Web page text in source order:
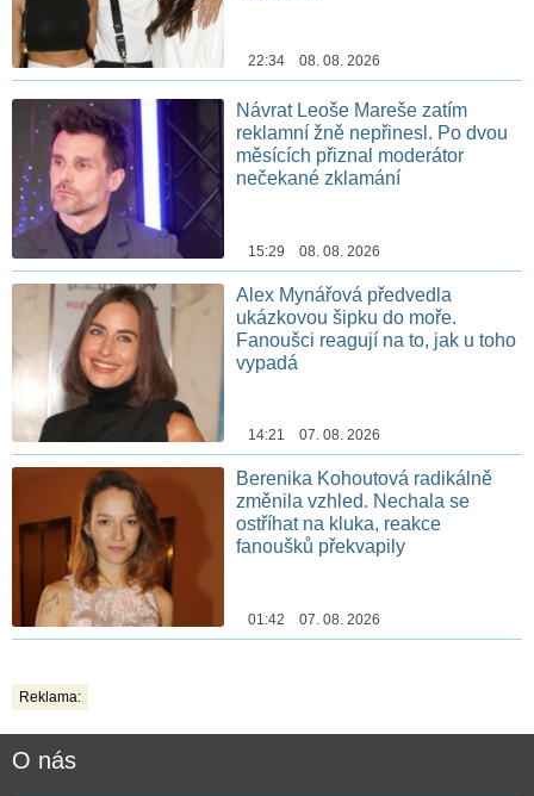
22:34 08. 08. 2026
Návrat Leoše Mareše zatím
reklamní žně nepřinesl. Po dvou
měsících přiznal moderátor
nečekané zklamání
15:29 08. 08. 2026
Alex Mynářová předvedla
ukázkovou šipku do moře.
Fanoušci reagují na to, jak u toho
vypadá
14:21 07. 08. 2026
Berenika Kohoutová radikálně
změnila vzhled. Nechala se
ostříhat na kluka, reakce
fanoušků překvapily
01:42 07. 08. 2026
Reklama:
O nás